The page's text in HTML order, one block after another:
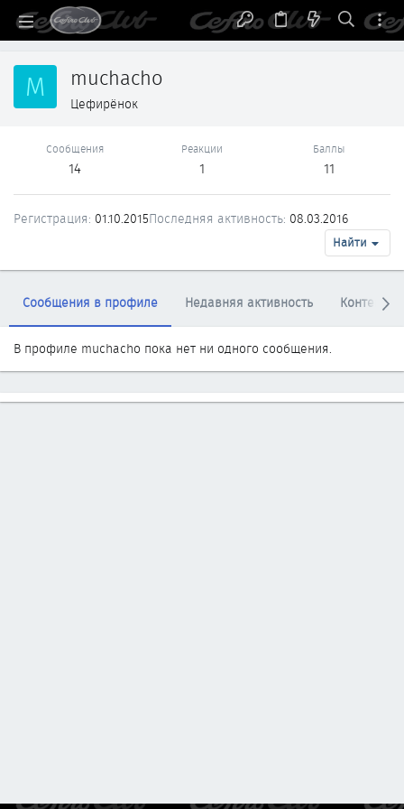
M muchacho
Цефирёнок
Сообщения
14
Реакции
1
Баллы
11
Регистрация 01.10.2015Последняя активность 08.03.2016
Найти
Сообщения в профиле Недавняя активность Контент
В профиле muchacho пока нет ни одного сообщения.